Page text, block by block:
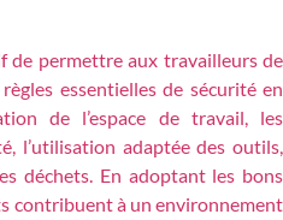
permettre aux travailleurs de
essentielles de sécurité en
de l’espace de travail, les
l’utilisation adaptée des outils,
déchets. En adoptant les bons
contribuent à un environnement